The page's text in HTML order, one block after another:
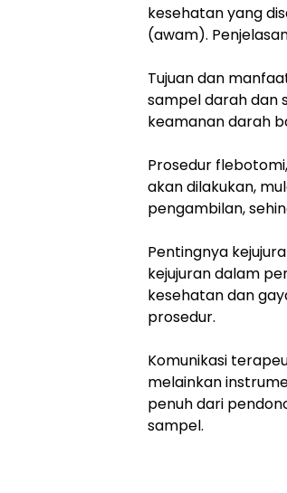
kesehatan yang
(awam).
Tujuan dan
sampel darah dan
keamanan darah
Prosedur
akan dilakukan,
pengambilan,
Pentingnya
kejujuran dalam
kesehatan dan
prosedur.
Komunikasi
melainkan
penuh dari
sampel.